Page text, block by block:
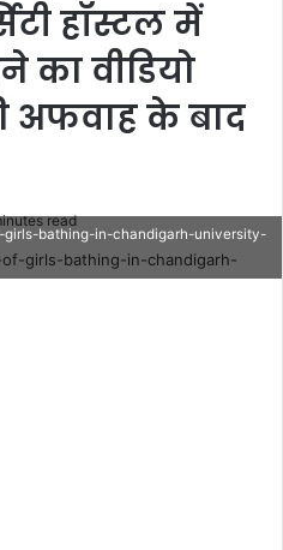
हॉस्टल में
का वीडियो
अफवाह के बाद
read
bathing-in-chandigarh-university-